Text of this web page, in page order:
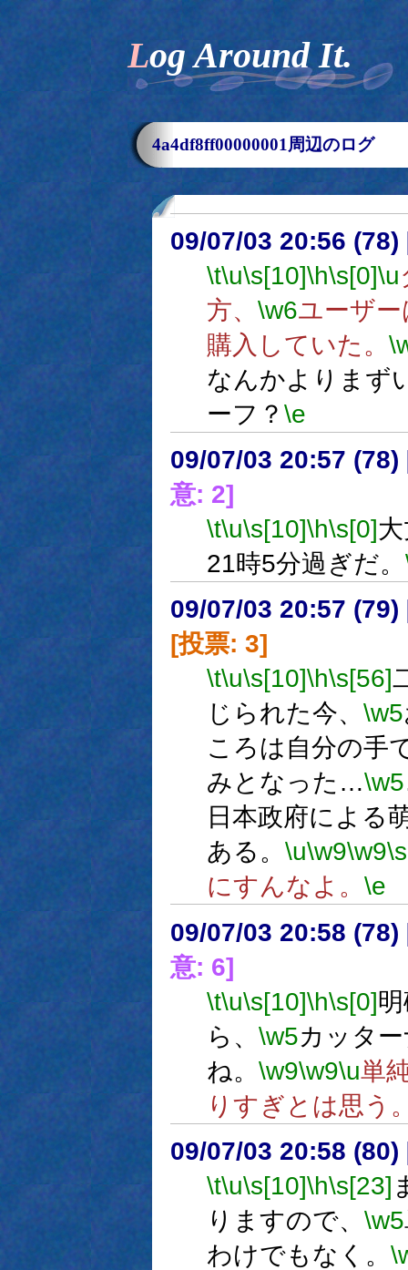
Log Around It.
4a4df8ff00000001周辺のログ
09/07/03 20:56 (78)
\t\u\s[10]\h\s[0]\u
方、 \w6ユーザ
購入していた。
なんかよりまず
ーフ？ \e
09/07/03 20:57 (78)
意: 2]
\t\u\s[10]\h\s[0]
21時5分過ぎだ。
09/07/03 20:57 (79)
[投票: 3]
\t\u\s[10]\h\s[56]
じられた今、 \w5
ころは自分の手
みとなった…\w5
日本政府による
ある。 \u\w9\w9
にすんなよ。 \e
09/07/03 20:58 (78)
意: 6]
\t\u\s[10]\h\s[0]
ら、 \w5カッタ
ね。 \w9\w9\u単
りすぎとは思う
09/07/03 20:58 (80)
\t\u\s[10]\h\s[23]
りますので、 \w5
わけでもなく。